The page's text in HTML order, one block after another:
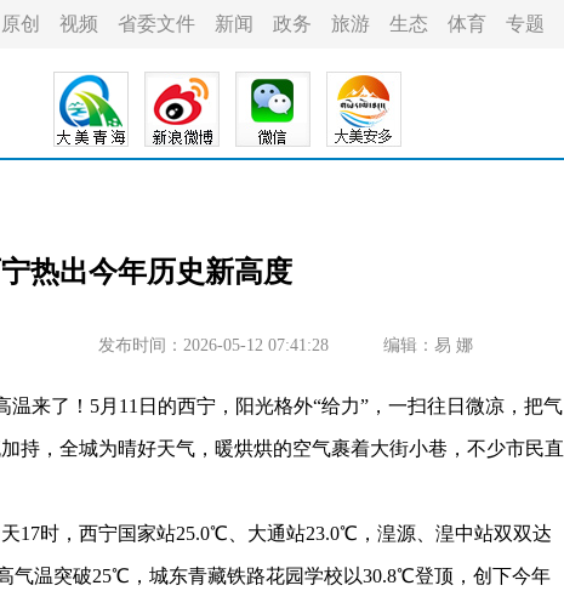
原创 视频 省委文件 新闻 政务 旅游 生态 体育 专题
热出今年历史新高度
发布时间：2026-05-12 07:41:28 编辑：易 娜
来了！5月11日的西宁，阳光格外“给力”，一扫往日微凉，把气
持，全城为晴好天气，暖烘烘的空气裹着大街小巷，不少市民直
时，西宁国家站25.0℃、大通站23.0℃，湟源、湟中站双双达
气温突破25℃，城东青藏铁路花园学校以30.8℃登顶，创下今年